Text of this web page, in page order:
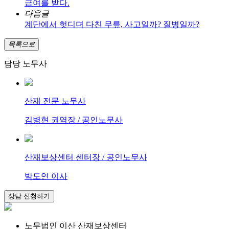
급여를 받다.
다음글
계단에서 헛디뎌 다친 무릎, 사고일까? 질병일까?
목록으로
담당 노무사
산재 전문 노무사
김병현 권역장 / 공인노무사
산재보상센터 센터장 / 공인노무사
박도연 이사
노무법인 이산 산재보상센터